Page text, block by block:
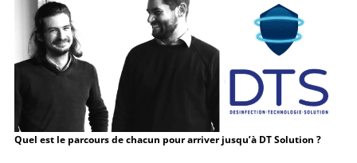
Quel est le parcours de chacun pour arriver jusqu’à DT Solution ?